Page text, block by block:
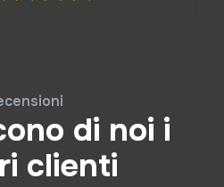
di noi i
clienti